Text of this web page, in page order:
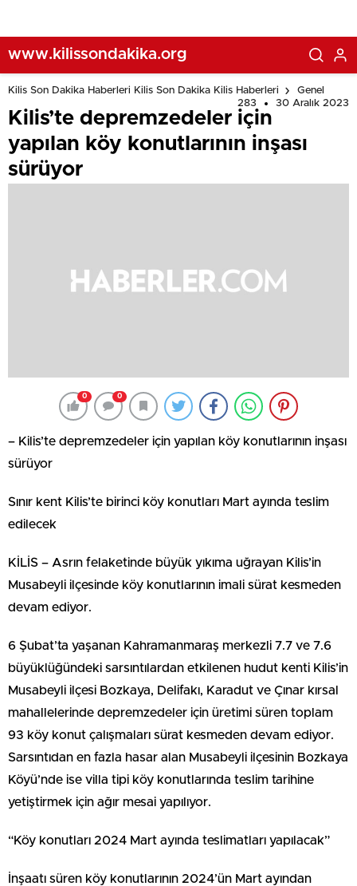
www.kilissondakika.org
Kilis Son Dakika Haberleri Kilis Son Dakika Kilis Haberleri
Genel
283
30 Aralık 2023
Kilis’te depremzedeler için
yapılan köy konutlarının inşası
sürüyor
0 0
– Kilis’te depremzedeler için yapılan köy konutlarının inşası
sürüyor
Sınır kent Kilis’te birinci köy konutları Mart ayında teslim
edilecek
KİLİS – Asrın felaketinde büyük yıkıma uğrayan Kilis’in
Musabeyli ilçesinde köy konutlarının imali sürat kesmeden
devam ediyor.
6 Şubat’ta yaşanan Kahramanmaraş merkezli 7.7 ve 7.6
büyüklüğündeki sarsıntılardan etkilenen hudut kenti Kilis’in
Musabeyli ilçesi Bozkaya, Delifakı, Karadut ve Çınar kırsal
mahallelerinde depremzedeler için üretimi süren toplam
93 köy konut çalışmaları sürat kesmeden devam ediyor.
Sarsıntıdan en fazla hasar alan Musabeyli ilçesinin Bozkaya
Köyü’nde ise villa tipi köy konutlarında teslim tarihine
yetiştirmek için ağır mesai yapılıyor.
“Köy konutları 2024 Mart ayında teslimatları yapılacak”
İnşaatı süren köy konutlarının 2024’ün Mart ayından